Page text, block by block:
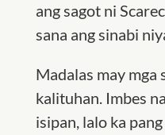
ang sagot ni
sana ang sinabi
Madalas may mga
kalituhan. Imbes
isipan, lalo ka